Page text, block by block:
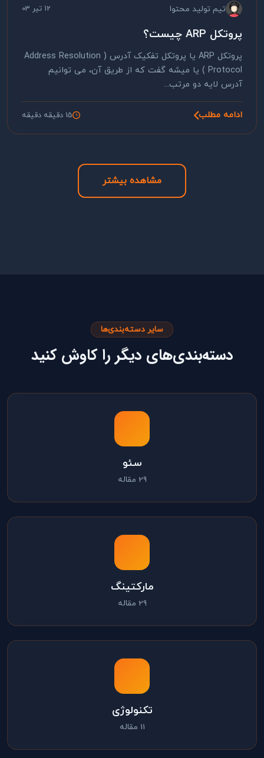
تیم تولید محتوا 12 تیر 03
پروتکل ARP چیست؟
پروتکل ARP یا پروتکل تفکیک آدرس ( Address Resolution
Protocol ) یا میشه گفت که از طریق آن، می توانیم
آدرس لایه دو مرتب...
ادامه مطلب 15 دقیقه دقیقه
مشاهده بیشتر
سایر دسته‌بندی‌ها
دسته‌بندی‌های دیگر را کاوش کنید
سئو
29 مقاله
مارکتینگ
29 مقاله
تکنولوژی
11 مقاله